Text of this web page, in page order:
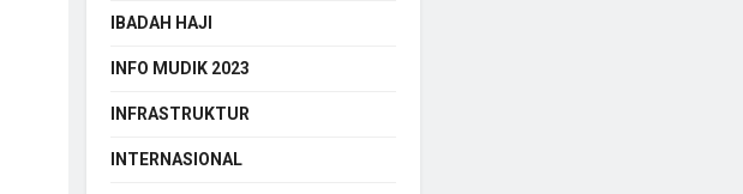
IBADAH HAJI
INFO MUDIK 2023
INFRASTRUKTUR
INTERNASIONAL